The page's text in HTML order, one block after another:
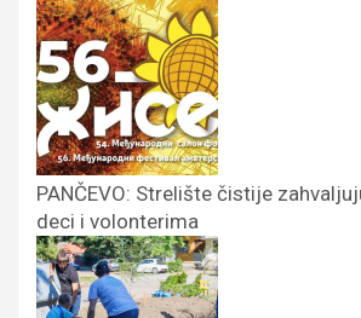
PANČEVO: Strelište čistije
deci i volonterima